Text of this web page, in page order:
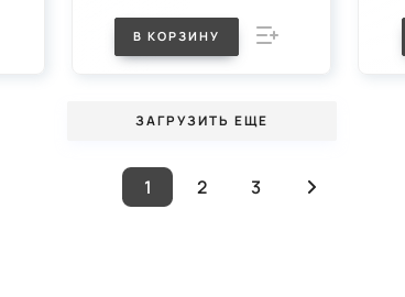
В КОРЗИНУ
ЗАГРУЗИТЬ ЕЩЕ
1 2 3